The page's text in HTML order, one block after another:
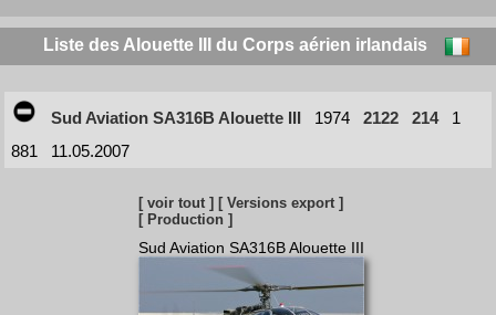
Liste des Alouette III du Corps aérien irlandais
Sud Aviation SA316B Alouette III 1974 2122 214
1
881
11.05.2007
[ voir tout ] [ Versions export ]
[ Production ]
Sud Aviation SA316B Alouette III